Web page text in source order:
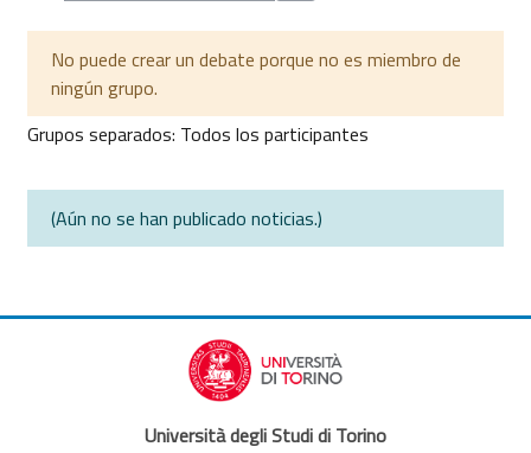
No puede crear un debate porque no es miembro de
ningún grupo.
Grupos separados: Todos los participantes
(Aún no se han publicado noticias.)
Università degli Studi di Torino